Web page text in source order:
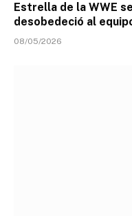
Estrella de la WWE
desobedeció al
08/05/2026